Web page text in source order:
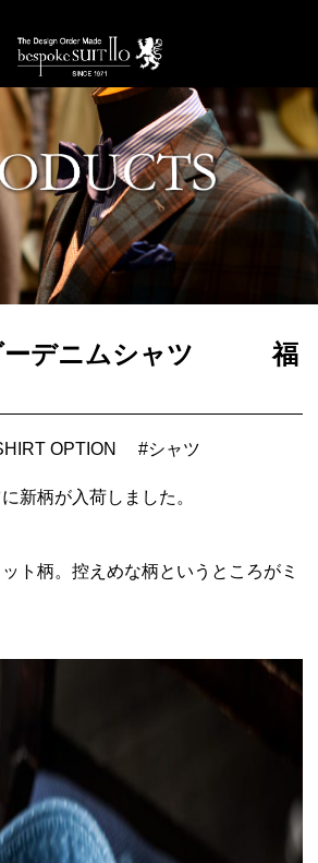
ーデニムシャツ 福
OPTION #シャツ
新柄が入荷しました。
ト柄。控えめな柄というところがミ